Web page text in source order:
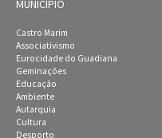
MUNICÍPIO
Castro Marim
Associativismo
Eurocidade do Guadiana
Geminações
Educação
Ambiente
Autarquia
Cultura
Desporto